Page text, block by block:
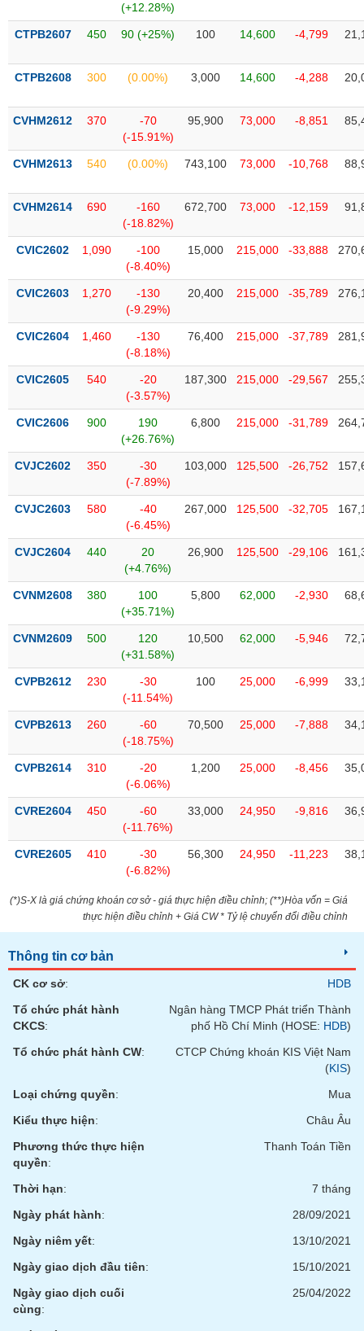
(+12.28%)
CTPB2607 450 90 (+25%) 100 14,600 -4,799
CTPB2608 300 (0.00%) 3,000 14,600 -4,288
CVHM2612 370
-70
(-15.91%)
95,900 73,000 -8,851
CVHM2613 540 (0.00%) 743,100 73,000 -10,768
CVHM2614 690
-160
(-18.82%)
672,700 73,000 -12,159
CVIC2602 1,090
-100
(-8.40%)
15,000 215,000 -33,888
CVIC2603 1,270
-130
(-9.29%)
20,400 215,000 -35,789
CVIC2604 1,460
-130
(-8.18%)
76,400 215,000 -37,789
CVIC2605 540
-20
(-3.57%)
187,300 215,000 -29,567
CVIC2606 900
190
(+26.76%)
6,800 215,000 -31,789
CVJC2602 350
-30
(-7.89%)
103,000 125,500 -26,752
CVJC2603 580
-40
(-6.45%)
267,000 125,500 -32,705
CVJC2604 440
20
(+4.76%)
26,900 125,500 -29,106
CVNM2608 380
100
(+35.71%)
5,800 62,000 -2,930
CVNM2609 500
120
(+31.58%)
10,500 62,000 -5,946
CVPB2612 230
-30
(-11.54%)
100 25,000 -6,999
CVPB2613 260
-60
(-18.75%)
70,500 25,000 -7,888
CVPB2614 310
-20
(-6.06%)
1,200 25,000 -8,456
CVRE2604 450
-60
(-11.76%)
33,000 24,950 -9,816
CVRE2605 410
-30
(-6.82%)
56,300 24,950 -11,223
(*)S-X là giá chứng khoán cơ sở - giá thực hiện điều chỉnh; (**)Hòa vốn = Giá
thực hiện điều chỉnh + Giá CW * Tỷ lệ chuyển đổi điều chỉnh
Thông tin cơ bản
CK cơ sở:
HDB
Tổ chức phát hành
CKCS:
Ngân hàng TMCP Phát triển Thành
phố Hồ Chí Minh (HOSE: HDB)
Tổ chức phát hành CW:
CTCP Chứng khoán KIS Việt Nam
(KIS)
Loại chứng quyền:
Mua
Kiểu thực hiện:
Châu Âu
Phương thức thực hiện
quyền:
Thanh Toán Tiền
Thời hạn:
7 tháng
Ngày phát hành:
28/09/2021
Ngày niêm yết:
13/10/2021
Ngày giao dịch đầu tiên:
15/10/2021
Ngày giao dịch cuối
cùng:
25/04/2022
Tin
tức
của
giả
(-)
phân
tích
Thuật
ngữ
vụ
(-)
tạo
Công
đầu
tư
Truyền
tài
chính
Dữ
liệu
tài
chính